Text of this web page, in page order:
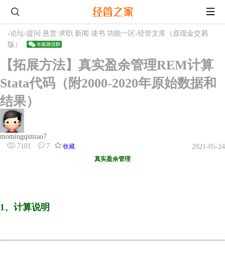
›论坛›提问 悬赏 求职 新闻 读书 功能一区 ›经管文库（原现金交易
版）
【拓展方法】真实盈余管理REM计算
Stata代码（附2000-2020年原始数据和
结果）
momingqimiao7
7101
7 收藏 2021-05-24
真实盈余管理
1、计算说明